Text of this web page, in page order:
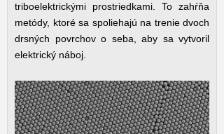
triboelektrickými prostriedkami. To zahŕňa
metódy, ktoré sa spoliehajú na trenie dvoch
drsných povrchov o seba, aby sa vytvoril
elektrický náboj.